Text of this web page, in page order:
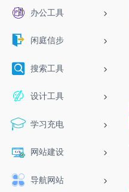
办公工具
闲庭信步
搜索工具
设计工具
学习充电
网站建设
导航网站